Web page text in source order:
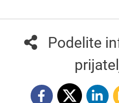
Podelite